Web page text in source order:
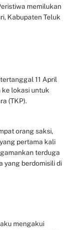
memilukan
Kabupaten Teluk
11 April
lokasi untuk
(TKP).
orang saksi,
pertama kali
terduga
yang berdomisili di
mengakui